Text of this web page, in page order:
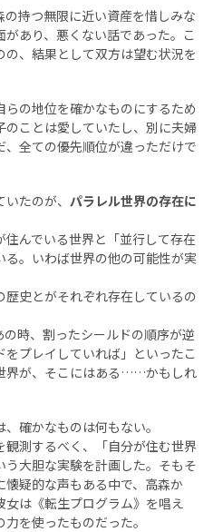
持つ無限に近い資産を惜しみな
あり、悪くない話であった。こ
、結果として双方は望む状況を
の地位を確かなものにするため
ことは愛していたし、別に夫婦
全ての優先順位が違っただけで
たのが、 パラレル世界の存在に
んでいる世界と「並行して存在
。いわば世界の他の可能性が実
史とがそれぞれ存在しているの
時、割ったシールドの順序が逆
プレイしていれば」といったこ
界が、そこにはある……かもしれ
確かなものは何もない。
測するべく、「自分が住む世界
大胆な実験を計画した。そもそ
疑的な声もある中で、高森か
は《転生プログラム》を唱え
を使ったものだった。